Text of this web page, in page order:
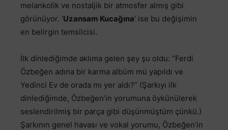
melankolik ve nostaljik bir atmosfer almış gibi
görünüyor. ‘Uzansam Kucağına‘ ise bu değişimin
en belirgin temsilcisi.
İlk dinlediğimde aklıma gelen şey şu oldu: “Ferdi
Özbeğen adına bir karma albüm mü yapıldı ve
Yedinci Ev de orada mı yer aldı?” (Şarkıyı ilk
dinlediğimde, Özbeğen’in yorumuna öykünülerek
seslendirilmiş bir parça gibi düşünmüştüm çünkü.)
Şarkının genel havası ve vokal yorumu, Özbeğen’in